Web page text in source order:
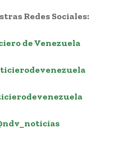
Redes Sociales:
de Venezuela